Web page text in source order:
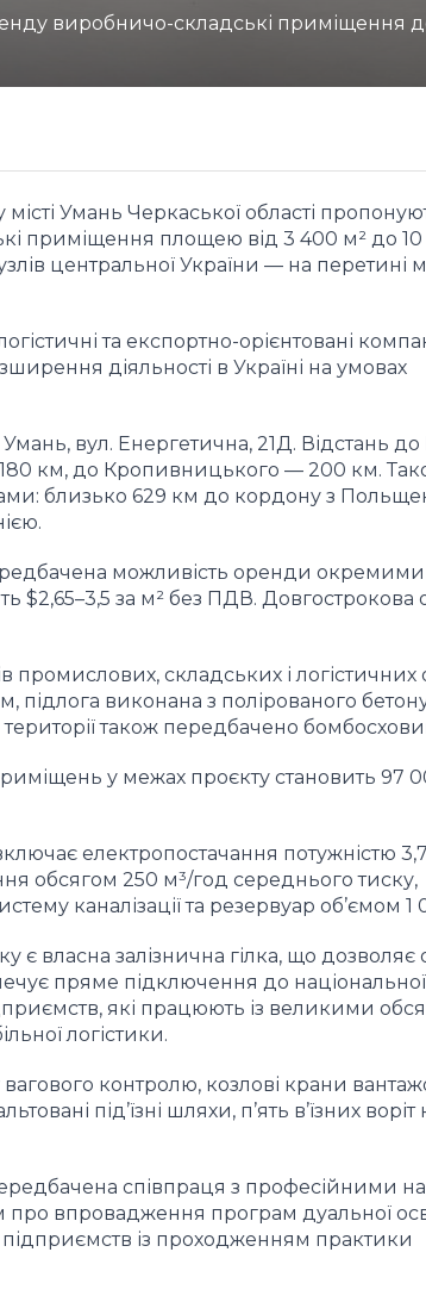
виробничо-складські приміщення
Умань Черкаської області
приміщення площею від 3 400 м² до 10
центральної України — на перетині
та експортно-орієнтовані
діяльності в Україні на умовах
вул. Енергетична, 21Д. Відстань до
км, до Кропивницького — 200 км.
близько 629 км до кордону з
можливість оренди
$2,65–3,5 за м² без ПДВ. Довгострокова
складських і логістичних
підлога виконана з полірованого
також передбачено
у межах проєкту становить 97
електропостачання потужністю
обсягом 250 м³/год середнього тиску,
каналізації та резервуар об’ємом 1
є власна залізнична гілка, що дозволяє
пряме підключення до національної
які працюють із великими
логістики.
контролю, козлові крани
під’їзні шляхи, п’ять в’їзних
співпраця з професійними
впровадження програм дуальної
із проходженням практики